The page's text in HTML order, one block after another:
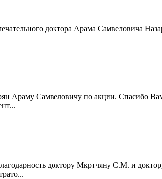
доктора Арама Самвеловича
Араму Самвеловичу по акции. Спасибо
доктору Мкртчяну С.М. и